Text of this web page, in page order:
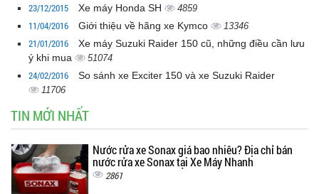
23/12/2015 Xe máy Honda SH 4859
11/04/2016 Giới thiệu về hãng xe Kymco 13346
21/01/2016
Xe máy Suzuki Raider 150 cũ, những điều cần lưu
ý khi mua
51074
24/02/2016 So sánh xe Exciter 150 và xe Suzuki Raider
11706
TIN MỚI NHẤT
Nước rửa xe Sonax giá bao nhiêu? Địa chỉ bán
nước rửa xe Sonax tại Xe Máy Nhanh
2861